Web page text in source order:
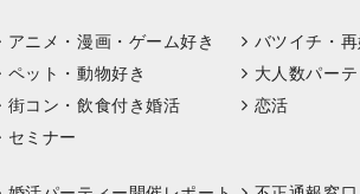
アニメ・漫画・ゲーム好き
バツイチ・
ペット・動物好き
大人数パー
街コン・飲食付き婚活
恋活
セミナー